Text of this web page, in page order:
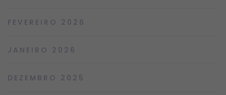
FEVEREIRO 2026
JANEIRO 2026
DEZEMBRO 2025